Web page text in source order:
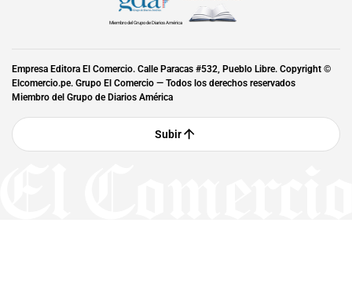
Miembro del Grupo de Diarios América
Empresa Editora El Comercio. Calle Paracas #532, Pueblo Libre. Copyright ©
Elcomercio.pe. Grupo El Comercio — Todos los derechos reservados
Miembro del Grupo de Diarios América
Subir